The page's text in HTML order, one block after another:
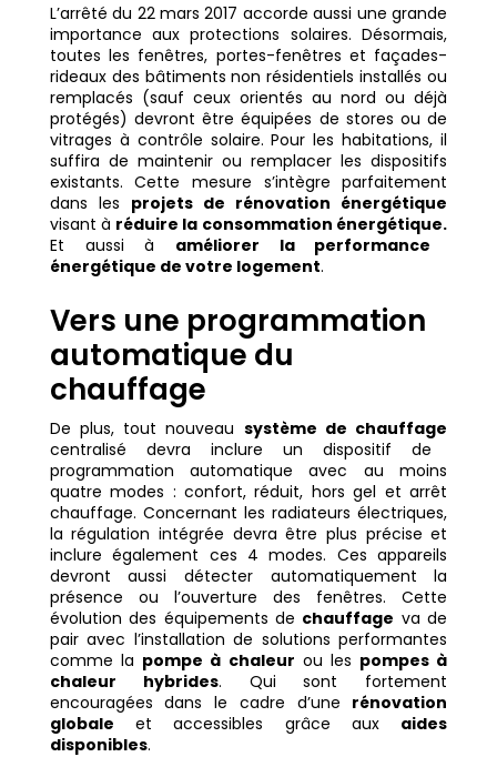
L’arrêté du 22 mars 2017 accorde aussi une grande
importance aux protections solaires. Désormais,
toutes les fenêtres, portes-fenêtres et façades-
rideaux des bâtiments non résidentiels installés ou
remplacés (sauf ceux orientés au nord ou déjà
protégés) devront être équipées de stores ou de
vitrages à contrôle solaire. Pour les habitations, il
suffira de maintenir ou remplacer les dispositifs
existants. Cette mesure s’intègre parfaitement
dans les projets de rénovation énergétique
visant à réduire la consommation énergétique.
Et aussi à améliorer la performance
énergétique de votre logement.
Vers une programmation
automatique du
chauffage
De plus, tout nouveau système de chauffage
centralisé devra inclure un dispositif de
programmation automatique avec au moins
quatre modes : confort, réduit, hors gel et arrêt
chauffage. Concernant les radiateurs électriques,
la régulation intégrée devra être plus précise et
inclure également ces 4 modes. Ces appareils
devront aussi détecter automatiquement la
présence ou l’ouverture des fenêtres. Cette
évolution des équipements de chauffage va de
pair avec l’installation de solutions performantes
comme la pompe à chaleur ou les pompes à
chaleur hybrides. Qui sont fortement
encouragées dans le cadre d’une rénovation
globale et accessibles grâce aux aides
disponibles.